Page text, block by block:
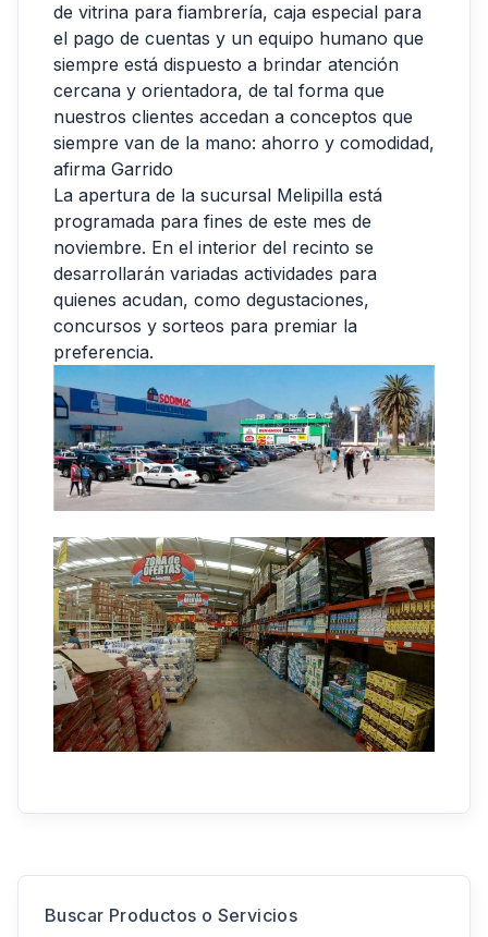
de vitrina para fiambrería, caja especial para
el pago de cuentas y un equipo humano que
siempre está dispuesto a brindar atención
cercana y orientadora, de tal forma que
nuestros clientes accedan a conceptos que
siempre van de la mano: ahorro y comodidad,
afirma Garrido
La apertura de la sucursal Melipilla está
programada para fines de este mes de
noviembre. En el interior del recinto se
desarrollarán variadas actividades para
quienes acudan, como degustaciones,
concursos y sorteos para premiar la
preferencia.
Buscar Productos o Servicios